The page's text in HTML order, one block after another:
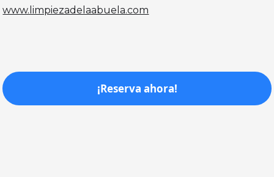
www.limpiezadelaabuela.com
¡Reserva ahora!